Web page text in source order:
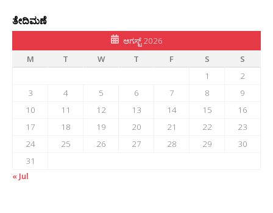
ತೇದಿಮಣೆ
ಆಗಸ್ಟ್ 2026
M
T W T F S
S
1
2
3
4 5 6 7 8
9
10
11 12 13 14 15
16
17
18 19 20 21 22
23
24
25 26 27 28 29
30
31
« Jul